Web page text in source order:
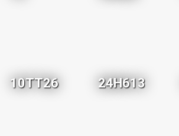
10TT26 24H613